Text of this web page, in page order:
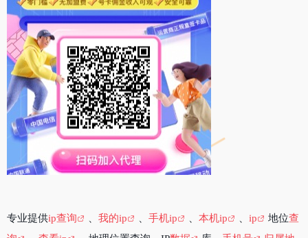
专业提供ip查询 我的ip 手机ip 本机ip ip 地位查